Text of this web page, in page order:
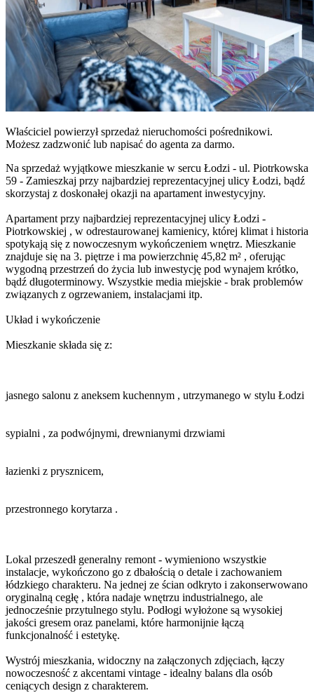
Właściciel powierzył sprzedaż nieruchomości pośrednikowi.
Możesz zadzwonić lub napisać do agenta za darmo.
Na sprzedaż wyjątkowe mieszkanie w sercu Łodzi - ul. Piotrkowska
59 - Zamieszkaj przy najbardziej reprezentacyjnej ulicy Łodzi, bądź
skorzystaj z doskonałej okazji na apartament inwestycyjny.
Apartament przy najbardziej reprezentacyjnej ulicy Łodzi -
Piotrkowskiej , w odrestaurowanej kamienicy, której klimat i historia
spotykają się z nowoczesnym wykończeniem wnętrz. Mieszkanie
znajduje się na 3. piętrze i ma powierzchnię 45,82 m² , oferując
wygodną przestrzeń do życia lub inwestycję pod wynajem krótko,
bądź długoterminowy. Wszystkie media miejskie - brak problemów
związanych z ogrzewaniem, instalacjami itp.
Układ i wykończenie
Mieszkanie składa się z:
jasnego salonu z aneksem kuchennym , utrzymanego w stylu Łodzi
sypialni , za podwójnymi, drewnianymi drzwiami
łazienki z prysznicem,
przestronnego korytarza .
Lokal przeszedł generalny remont - wymieniono wszystkie
instalacje, wykończono go z dbałością o detale i zachowaniem
łódzkiego charakteru. Na jednej ze ścian odkryto i zakonserwowano
oryginalną cegłę , która nadaje wnętrzu industrialnego, ale
jednocześnie przytulnego stylu. Podłogi wyłożone są wysokiej
jakości gresem oraz panelami, które harmonijnie łączą
funkcjonalność i estetykę.
Wystrój mieszkania, widoczny na załączonych zdjęciach, łączy
nowoczesność z akcentami vintage - idealny balans dla osób
ceniących design z charakterem.